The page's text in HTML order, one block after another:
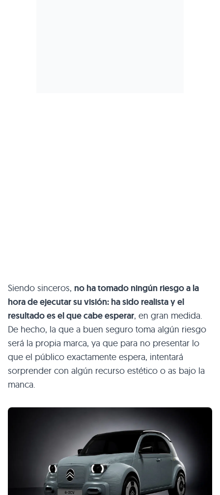
Siendo sinceros, no ha tomado ningún riesgo a la
hora de ejecutar su visión: ha sido realista y el
resultado es el que cabe esperar, en gran medida.
De hecho, la que a buen seguro toma algún riesgo
será la propia marca, ya que para no presentar lo
que el público exactamente espera, intentará
sorprender con algún recurso estético o as bajo la
manca.